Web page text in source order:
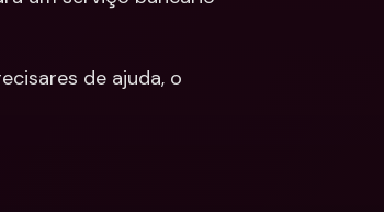
de ajuda, o